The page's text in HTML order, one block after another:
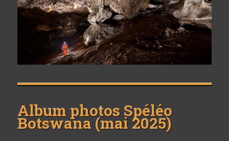
Album photos Spéléo
Botswana (mai 2025)